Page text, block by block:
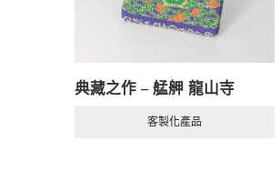
典藏之作 – 艋舺 龍山寺
客製化產品